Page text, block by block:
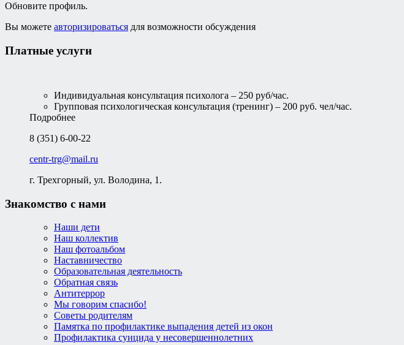
Обновите профиль.
Вы можете авторизироваться для возможности обсуждения
Платные услуги
Индивидуальная консультация психолога – 250 руб/час.
Групповая психологическая консультация (тренинг) – 200 руб. чел/час.
Подробнее
8 (351) 6-00-22
centr-trg@mail.ru
г. Трехгорный, ул. Володина, 1.
Знакомство с нами
Наши дети
Наш коллектив
Наш фотоальбом
Наставничество
Образовательная деятельность
Обратная связь
Антитеррор
Мы говорим спасибо!
Советы родителям
Памятка по профилактике выпадения детей из окон
Профилактика суицида у несовершеннолетних